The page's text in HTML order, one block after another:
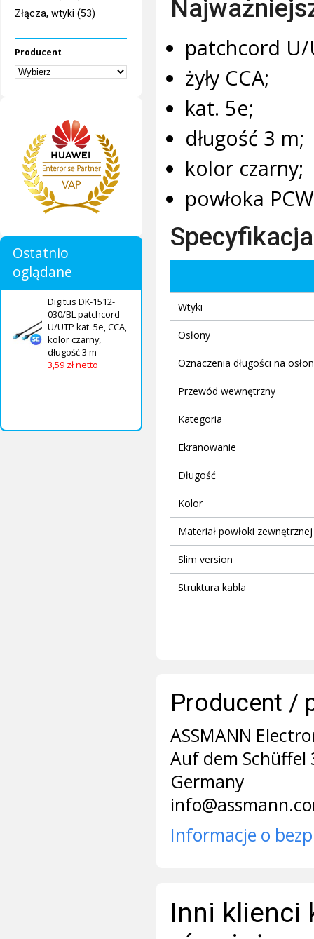
Złącza, wtyki (53)
Producent
Ostatnio
oglądane
Digitus DK-1512-
030/BL patchcord
U/UTP kat. 5e, CCA,
kolor czarny,
długość 3 m
3,59 zł netto
patchcord U/
żyły CCA;
kat. 5e;
długość 3 m;
kolor czarny;
powłoka
Specyfikacja
Wtyki
Osłony
Oznaczenia długości na
Przewód wewnętrzny
Kategoria
Ekranowanie
Długość
Kolor
Materiał powłoki zewnętrznej
Slim version
Struktura kabla
Producent /
ASSMANN
Auf dem Schüffel
Germany
Informacje o
Inni klienci